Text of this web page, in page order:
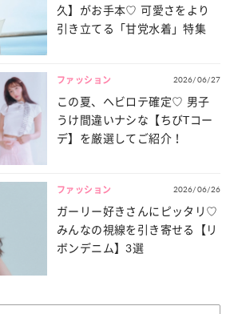
久】がお手本♡ 可愛さをより
引き立てる「甘党水着」特集
ファッション 2026/06/27
この夏、ヘビロテ確定♡ 男子
うけ間違いナシな【ちびTコー
デ】を厳選してご紹介！
ファッション 2026/06/26
ガーリー好きさんにピッタリ♡
みんなの視線を引き寄せる【リ
ボンデニム】3選